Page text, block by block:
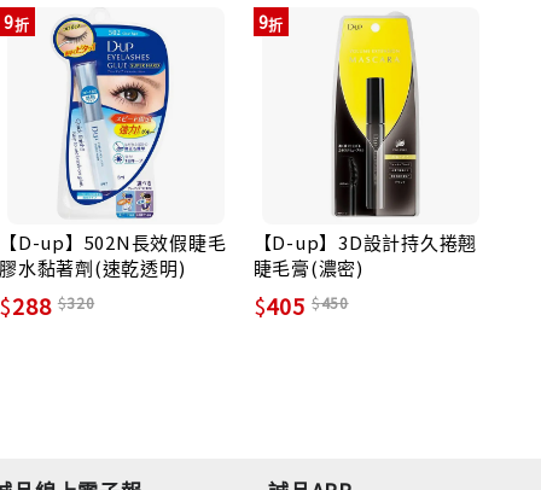
【D-up】502N長效假睫毛
膠水黏著劑(速乾透明)
9
288 320
【D-up】3D設計持久捲翹
睫毛膏(濃密)
9
405 450